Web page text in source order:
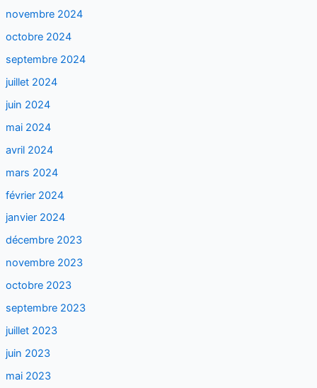
novembre 2024
octobre 2024
septembre 2024
juillet 2024
juin 2024
mai 2024
avril 2024
mars 2024
février 2024
janvier 2024
décembre 2023
novembre 2023
octobre 2023
septembre 2023
juillet 2023
juin 2023
mai 2023